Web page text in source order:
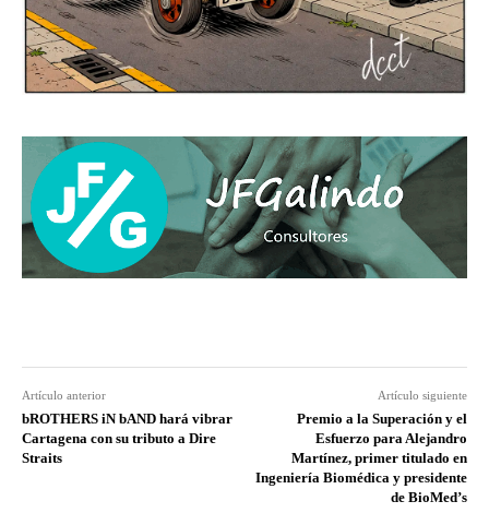
Artículo anterior
bROTHERS iN bAND hará vibrar
Cartagena con su tributo a Dire
Straits
Artículo siguiente
Premio a la Superación y el
Esfuerzo para Alejandro
Martínez, primer titulado en
Ingeniería Biomédica y presidente
de BioMed’s